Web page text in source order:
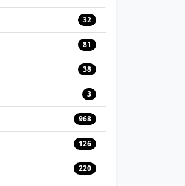
32
81
38
3
968
126
220